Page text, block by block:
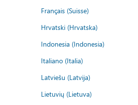
Français (Suisse)
Hrvatski (Hrvatska)
Indonesia (Indonesia)
Italiano (Italia)
Latviešu (Latvija)
Lietuvių (Lietuva)